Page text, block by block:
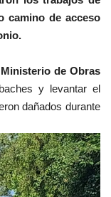
camino de acceso
de Obras
y levantar el
dañados durante